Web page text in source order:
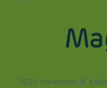
2023. november 18. a